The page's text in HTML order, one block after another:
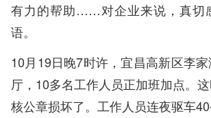
有力的帮助……对企业来说，真切
语。
10月19日晚7时许，宜昌高新区李
厅，10多名工作人员正加班加点。
核公章损坏了。工作人员连夜驱车